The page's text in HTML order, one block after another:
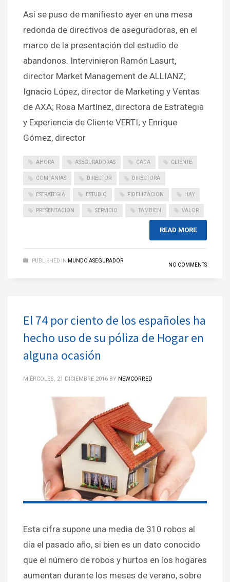
Así se puso de manifiesto ayer en una mesa
redonda de directivos de aseguradoras, en el
marco de la presentación del estudio de
abandonos. Intervinieron Ramón Lasurt,
director Market Management de ALLIANZ;
Ignacio López, director de Marketing y Ventas
de AXA; Rosa Martínez, directora de Estrategia
y Experiencia de Cliente VERTI; y Enrique
Gómez, director
AHORA ASEGURADORAS CADA CLIENTE
COMPANIAS DIRECTOR DIRECTORA
ESTRATEGIA ESTUDIO FIDELIZACION HAY
PRESENTACION SERVICIO TAMBIEN VALOR
READ MORE
PUBLISHED IN MUNDO ASEGURADOR
NO COMMENTS
El 74 por ciento de los españoles ha
hecho uso de su póliza de Hogar en
alguna ocasión
MIÉRCOLES, 21 DICIEMBRE 2016 BY NEWCORRED
Esta cifra supone una media de 310 robos al
día el pasado año, si bien es un dato conocido
que el número de robos y hurtos en los hogares
aumentan durante los meses de verano, sobre